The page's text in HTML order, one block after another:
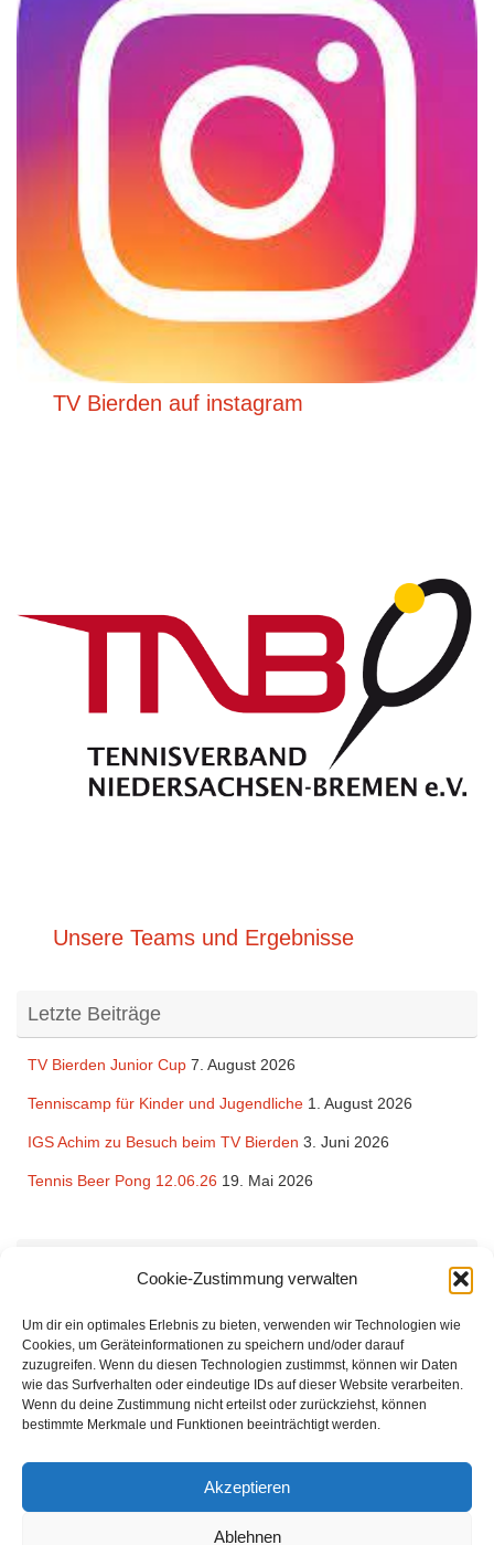
Cookie-Zustimmung verwalten
Um dir ein optimales Erlebnis zu bieten, verwenden wir Technologien wie
Cookies, um Geräteinformationen zu speichern und/oder darauf
zuzugreifen. Wenn du diesen Technologien zustimmst, können wir Daten
wie das Surfverhalten oder eindeutige IDs auf dieser Website verarbeiten.
Wenn du deine Zustimmung nicht erteilst oder zurückziehst, können
bestimmte Merkmale und Funktionen beeinträchtigt werden.
Akzeptieren
Ablehnen
TV Bierden auf instagram
Unsere Teams und Ergebnisse
Letzte Beiträge
TV Bierden Junior Cup 7. August 2026
Tenniscamp für Kinder und Jugendliche 1. August 2026
IGS Achim zu Besuch beim TV Bierden 3. Juni 2026
Tennis Beer Pong 12.06.26 19. Mai 2026
e.V.
Familien und Einzelmitglieder. Unsere Mitglieder kommen aus Achim, Oyten,